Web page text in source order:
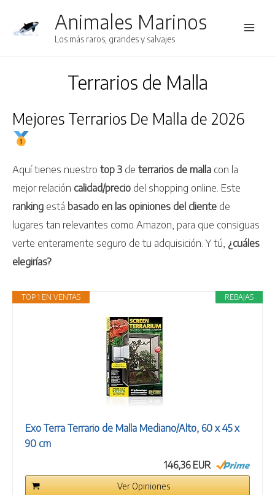
Animales Marinos
Los más raros, grandes y salvajes
Terrarios de Malla
Mejores Terrarios De Malla de 2026
Aquí tienes nuestro top 3 de terrarios de malla con la
mejor relación calidad/precio del shopping online. Este
ranking está basado en las opiniones del cliente de
lugares tan relevantes como Amazon, para que consiguas
verte enteramente seguro de tu adquisición. Y tú, ¿cuáles
elegirías?
REBAJAS
TOP 1 EN VENTAS
Exo Terra Terrario de Malla Mediano/Alto, 60 x 45 x
90 cm
146,36 EUR
Ver Opiniones